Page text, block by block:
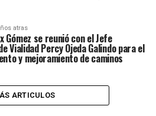
atras
Gómez se reunió con el Jefe
Vialidad Percy Ojeda Galindo para el
y mejoramiento de caminos
ARTICULOS